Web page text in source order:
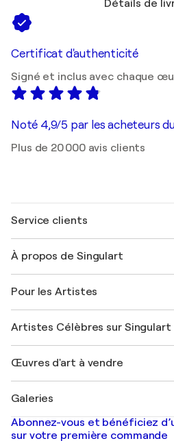
Détails de
Certificat d'authenticité
Signé et inclus avec chaque
Noté 4,9/5 par les acheteurs
Plus de 20 000 avis clients
Service clients
Expédition
Offrir une carte cadeau
Rejoignez notre programme
Mon compte
+33 1 76 44 06 42
À propos de Singulart
FAQ
Magazine Singulart
Emplois
Découvrez une sélection d'art
Pour les Artistes
Se connecter en tant qu'Artiste
Artistes Célèbres sur Singulart
Marc Chagall
Banksy
Mr. Brainwash
Shepard Fairey
Œuvres d'art à vendre
Tableaux abstraits à vendre
Peintures de paysage
Galeries
Galeries d'art en France
Galeries d'art en Belgique
Abonnez-vous et bénéficiez
sur votre première commande